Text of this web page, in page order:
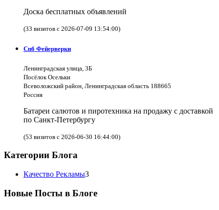
Доска бесплатных объявлений
(33 визитов с 2026-07-09 13:54:00)
Спб Фейерверки
Ленинградская улица, 3Б
Посёлок Осельки
Всеволожский район, Ленинградская область 188665
Россия
Батареи салютов и пиротехника на продажу с доставкой
по Санкт-Петербургу
(53 визитов с 2026-06-30 16:44:00)
Категории Блога
Качество Рекламы3
Новые Посты в Блоге